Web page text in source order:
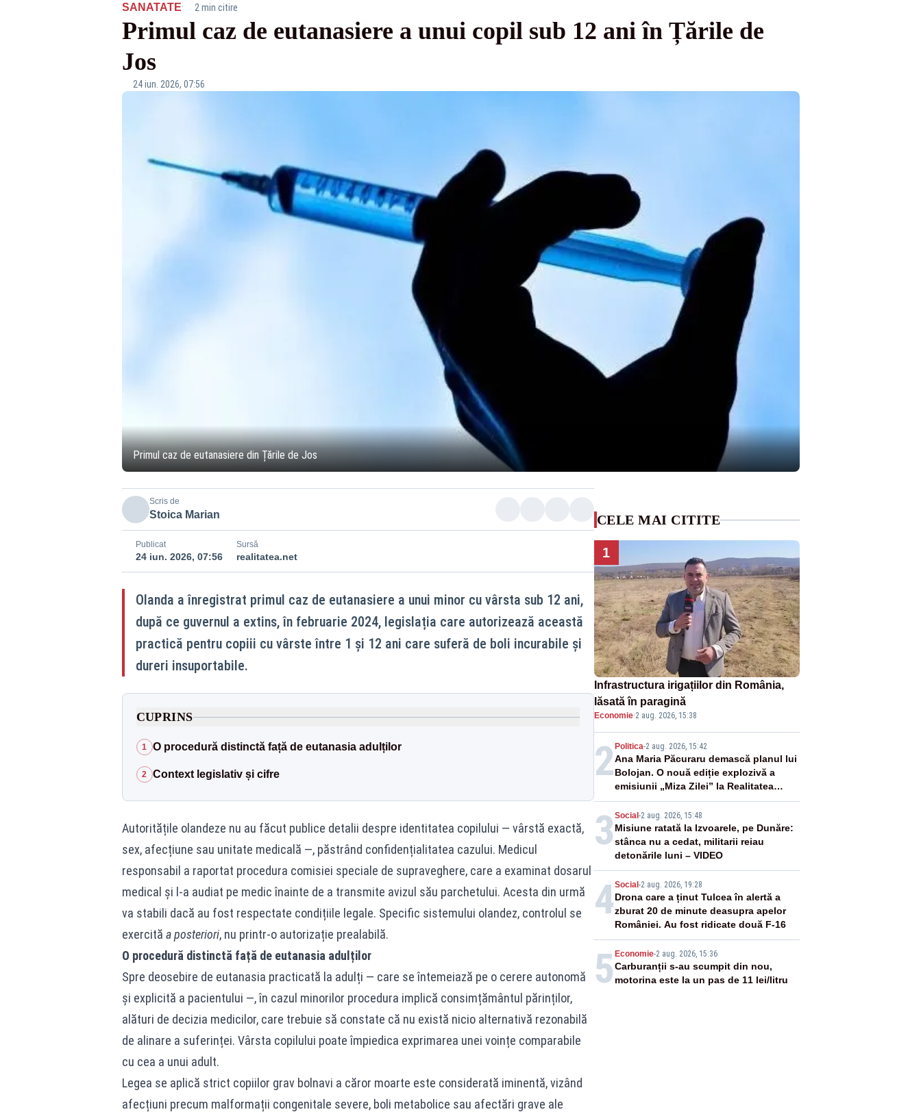
SANATATE· 2 min citire
Primul caz de eutanasiere a unui copil sub 12 ani în Țările de
Jos
24 iun. 2026, 07:56
Primul caz de eutanasiere din Țările de Jos
Scris de
Stoica Marian
Publicat
24 iun. 2026, 07:56
Sursă
realitatea.net
Olanda a înregistrat primul caz de eutanasiere a unui minor cu vârsta sub 12 ani,
după ce guvernul a extins, în februarie 2024, legislația care autorizează această
practică pentru copiii cu vârste între 1 și 12 ani care suferă de boli incurabile și
dureri insuportabile.
CUPRINS
1 O procedură distinctă față de eutanasia adulților
2 Context legislativ și cifre
Autoritățile olandeze nu au făcut publice detalii despre identitatea copilului — vârstă exactă,
sex, afecțiune sau unitate medicală —, păstrând confidențialitatea cazului. Medicul
responsabil a raportat procedura comisiei speciale de supraveghere, care a examinat dosarul
medical și l-a audiat pe medic înainte de a transmite avizul său parchetului. Acesta din urmă
va stabili dacă au fost respectate condițiile legale. Specific sistemului olandez, controlul se
exercită a posteriori, nu printr-o autorizație prealabilă.
O procedură distinctă față de eutanasia adulților
Spre deosebire de eutanasia practicată la adulți — care se întemeiază pe o cerere autonomă
și explicită a pacientului —, în cazul minorilor procedura implică consimțământul părinților,
alături de decizia medicilor, care trebuie să constate că nu există nicio alternativă rezonabilă
de alinare a suferinței. Vârsta copilului poate împiedica exprimarea unei voințe comparabile
cu cea a unui adult.
Legea se aplică strict copiilor grav bolnavi a căror moarte este considerată iminentă, vizând
afecțiuni precum malformații congenitale severe, boli metabolice sau afectări grave ale
CELE MAI CITITE
1
Infrastructura irigațiilor din România,
lăsată în paragină
Economie·2 aug. 2026, 15:38
2 Politica-2 aug. 2026, 15:42
Ana Maria Păcuraru demască planul lui
Bolojan. O nouă ediție explozivă a
emisiunii „Miza Zilei” la Realitatea
PLUS
3 Social -2 aug. 2026, 15:48
Misiune ratată la Izvoarele, pe Dunăre:
stânca nu a cedat, militarii reiau
detonările luni – VIDEO
4Social -2 aug. 2026, 19:28
Drona care a ținut Tulcea în alertă a
zburat 20 de minute deasupra apelor
României. Au fost ridicate două F-16
5 Economie-2 aug. 2026, 15:36
Carburanții s-au scumpit din nou,
motorina este la un pas de 11 lei/litru